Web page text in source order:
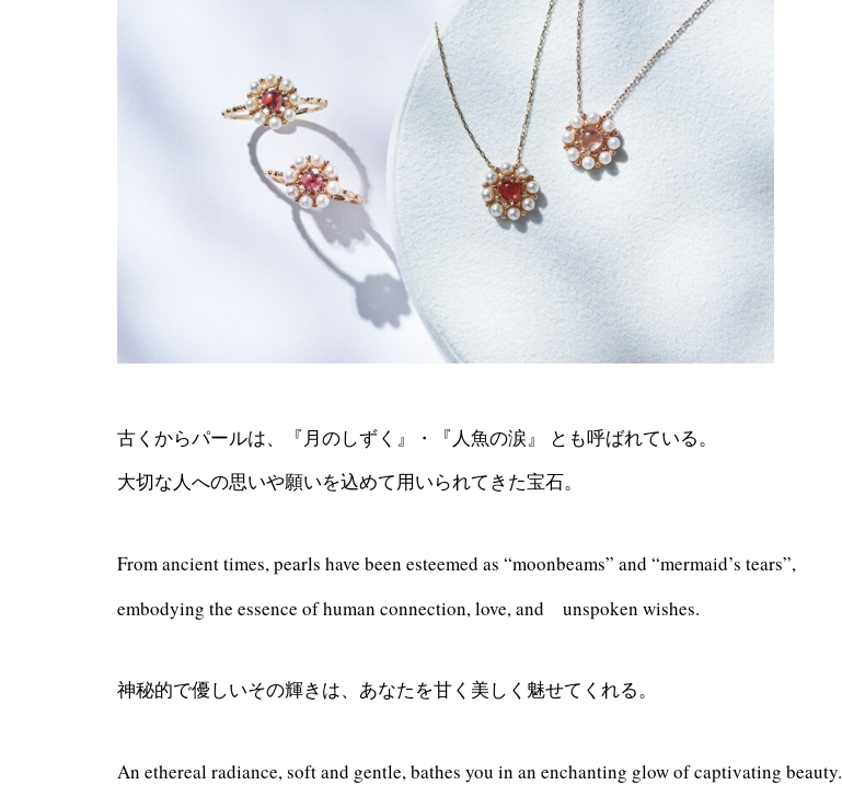
古くからパールは、『月のしずく』・『人魚の涙』 とも呼ばれている。
大切な人への思いや願いを込めて用いられてきた宝石。
From ancient times, pearls have been esteemed as “moonbeams” and “mermaid’s tears”,
embodying the essence of human connection, love, and unspoken wishes.
神秘的で優しいその輝きは、 あなたを甘く美しく魅せてくれる。
An ethereal radiance, soft and gentle, bathes you in an enchanting glow of captivating beauty.